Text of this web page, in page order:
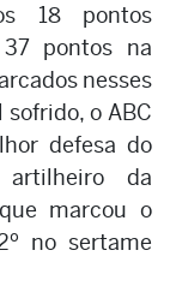
18 pontos
pontos na
nesses
o ABC
defesa do
da
marcou o
no sertame